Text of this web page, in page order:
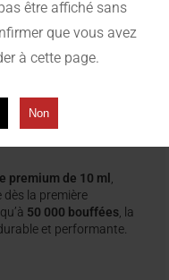
idéale pour les
50K se distingue
une résistance
avec les
les formats en
premium de 10 ml
la première
50 000 bouffées , la
et performante.
être affiché sans
que vous avez
à cette page.
Non